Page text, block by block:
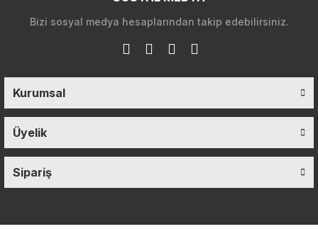
Bizi sosyal medya hesaplarından takip edebilirsiniz.
Kurumsal
Üyelik
Sipariş